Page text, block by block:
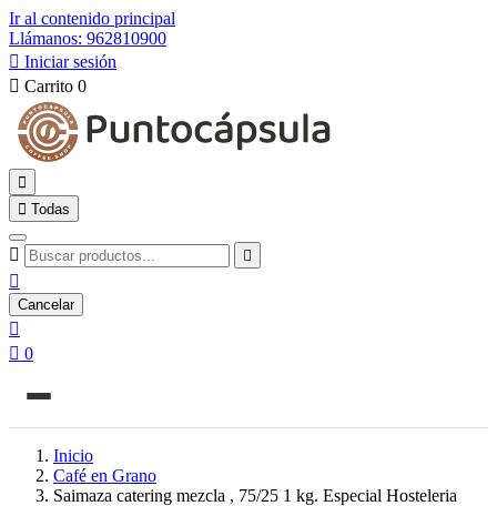
Ir al contenido principal
Llámanos: 962810900
 Iniciar sesión
 Carrito 0

 Todas
 

Cancelar

 0
Inicio
Café en Grano
Saimaza catering mezcla , 75/25 1 kg. Especial Hosteleria